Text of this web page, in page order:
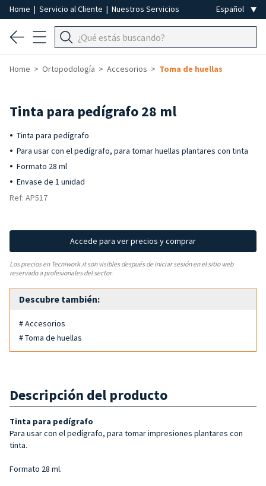
Home | Servicio al Cliente | Nuestros Servicios
Home Ortopodología Accesorios Toma de huellas
Tinta para pedígrafo 28 ml
Tinta para pedígrafo
Para usar con el pedígrafo, para tomar huellas plantares con tinta
Formato 28 ml
Envase de 1 unidad
Ref: AP517
Accede para ver precios y comprar
Los precios en Tecniwork.it son visibles después de iniciar sesión en el sitio web
reservado a profesionales del sector.
Descubre también:
# Accesorios
# Toma de huellas
Descripción del producto
Tinta para pedígrafo
Para usar con el pedígrafo, para tomar impresiones plantares con
tinta.
Formato 28 ml.